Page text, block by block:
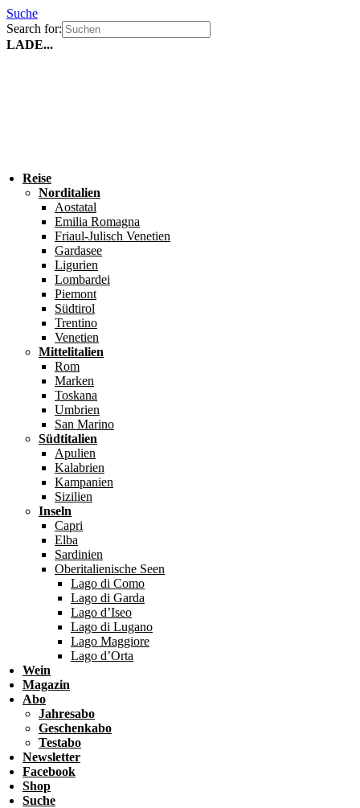
Suche
Search for:
LADE...
Reise
Norditalien
Aostatal
Emilia Romagna
Friaul-Julisch Venetien
Gardasee
Ligurien
Lombardei
Piemont
Südtirol
Trentino
Venetien
Mittelitalien
Rom
Marken
Toskana
Umbrien
San Marino
Südtitalien
Apulien
Kalabrien
Kampanien
Sizilien
Inseln
Capri
Elba
Sardinien
Oberitalienische Seen
Lago di Como
Lago di Garda
Lago d’Iseo
Lago di Lugano
Lago Maggiore
Lago d’Orta
Wein
Magazin
Abo
Jahresabo
Geschenkabo
Testabo
Newsletter
Facebook
Shop
Suche